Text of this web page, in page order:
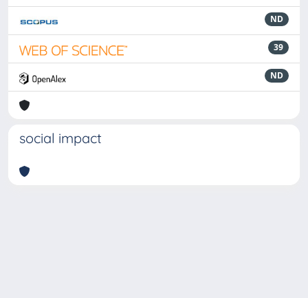
ND
39
ND
social impact